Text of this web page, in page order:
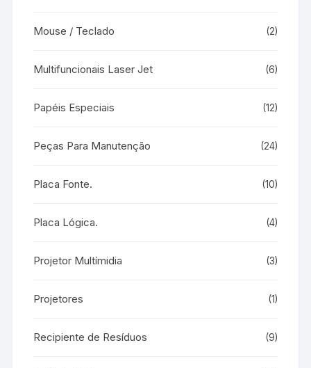
Mouse / Teclado (2)
Multifuncionais Laser Jet (6)
Papéis Especiais (12)
Peças Para Manutenção (24)
Placa Fonte. (10)
Placa Lógica. (4)
Projetor Multímidia (3)
Projetores (1)
Recipiente de Resíduos (9)